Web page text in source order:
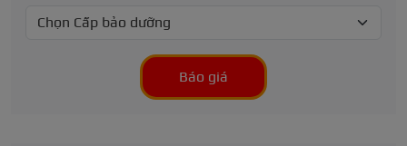
Báo giá